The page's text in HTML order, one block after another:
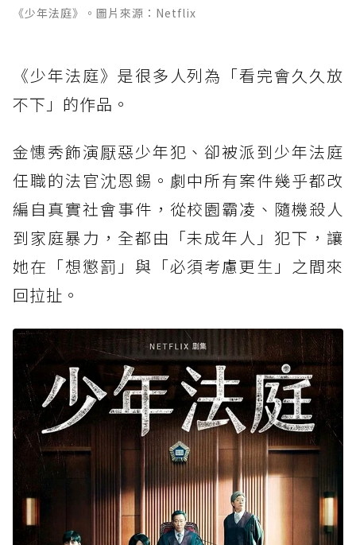
《少年法庭》。圖片來源：Netflix
《少年法庭》是很多人列為「看完會久久放
不下」的作品。
金憓秀飾演厭惡少年犯、卻被派到少年法庭
任職的法官沈恩錫。劇中所有案件幾乎都改
編自真實社會事件，從校園霸凌、隨機殺人
到家庭暴力，全都由「未成年人」犯下，讓
她在「想懲罰」與「必須考慮更生」之間來
回拉扯。